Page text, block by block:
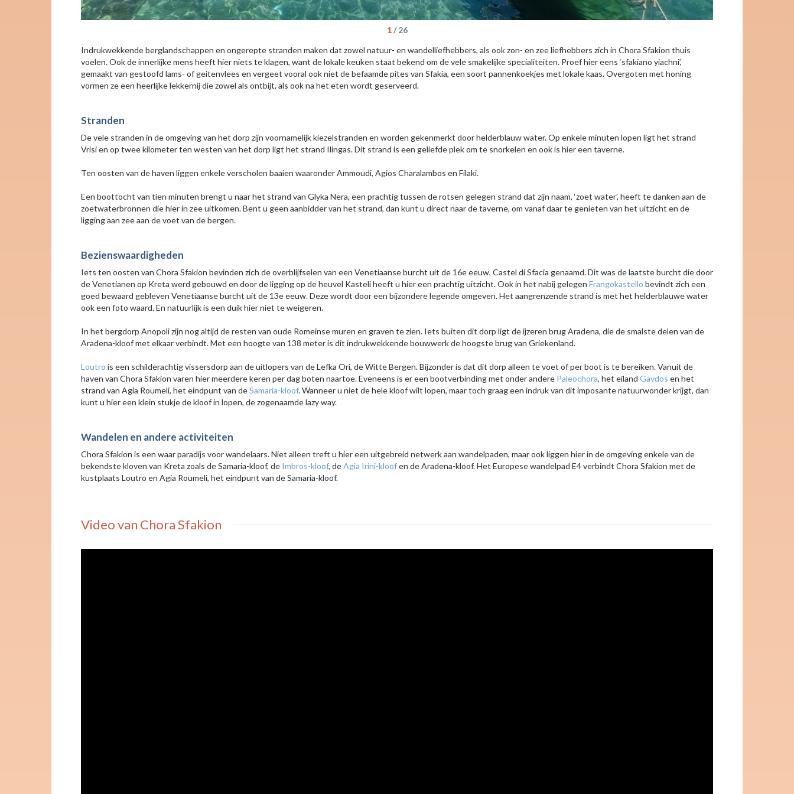
1/26
Indrukwekkende berglandschappen en ongerepte stranden maken dat zowel natuur- en wandelliefhebbers, als ook zon- en zee liefhebbers zich in Chora Sfakion thuis
voelen. Ook de innerlijke mens heeft hier niets te klagen, want de lokale keuken staat bekend om de vele smakelijke specialiteiten. Proef hier eens ‘sfakiano yiachni’,
gemaakt van gestoofd lams- of geitenvlees en vergeet vooral ook niet de befaamde pites van Sfakia, een soort pannenkoekjes met lokale kaas. Overgoten met honing
vormen ze een heerlijke lekkernij die zowel als ontbijt, als ook na het eten wordt geserveerd.
Stranden
De vele stranden in de omgeving van het dorp zijn voornamelijk kiezelstranden en worden gekenmerkt door helderblauw water. Op enkele minuten lopen ligt het strand
Vrisi en op twee kilometer ten westen van het dorp ligt het strand Ilingas. Dit strand is een geliefde plek om te snorkelen en ook is hier een taverne.
Ten oosten van de haven liggen enkele verscholen baaien waaronder Ammoudi, Agios Charalambos en Filaki.
Een boottocht van tien minuten brengt u naar het strand van Glyka Nera, een prachtig tussen de rotsen gelegen strand dat zijn naam, ‘zoet water’, heeft te danken aan de
zoetwaterbronnen die hier in zee uitkomen. Bent u geen aanbidder van het strand, dan kunt u direct naar de taverne, om vanaf daar te genieten van het uitzicht en de
ligging aan zee aan de voet van de bergen.
Bezienswaardigheden
Iets ten oosten van Chora Sfakion bevinden zich de overblijfselen van een Venetiaanse burcht uit de 16e eeuw, Castel di Sfacia genaamd. Dit was de laatste burcht die door
de Venetianen op Kreta werd gebouwd en door de ligging op de heuvel Kasteli heeft u hier een prachtig uitzicht. Ook in het nabij gelegen Frangokastello bevindt zich een
goed bewaard gebleven Venetiaanse burcht uit de 13e eeuw. Deze wordt door een bijzondere legende omgeven. Het aangrenzende strand is met het helderblauwe water
ook een foto waard. En natuurlijk is een duik hier niet te weigeren.
In het bergdorp Anopoli zijn nog altijd de resten van oude Romeinse muren en graven te zien. Iets buiten dit dorp ligt de ijzeren brug Aradena, die de smalste delen van de
Aradena-kloof met elkaar verbindt. Met een hoogte van 138 meter is dit indrukwekkende bouwwerk de hoogste brug van Griekenland.
Loutro is een schilderachtig vissersdorp aan de uitlopers van de Lefka Ori, de Witte Bergen. Bijzonder is dat dit dorp alleen te voet of per boot is te bereiken. Vanuit de
haven van Chora Sfakion varen hier meerdere keren per dag boten naartoe. Eveneens is er een bootverbinding met onder andere Paleochora, het eiland Gavdos en het
strand van Agia Roumeli, het eindpunt van deSamaria-kloof. Wanneer u niet de hele kloof wilt lopen, maar toch graag een indruk van dit imposante natuurwonder krijgt, dan
kunt u hier een klein stukje de kloof in lopen, de zogenaamde lazy way.
Wandelen en andere activiteiten
Chora Sfakion is een waar paradijs voor wandelaars. Niet alleen treft u hier een uitgebreid netwerk aan wandelpaden, maar ook liggen hier in de omgeving enkele van de
bekendste kloven van Kreta zoals de Samaria-kloof, de Imbros-kloof, deAgia Irini-kloofen de Aradena-kloof. Het Europese wandelpad E4 verbindt Chora Sfakion met de
kustplaats Loutro en Agia Roumeli, het eindpunt van de Samaria-kloof.
Video van Chora Sfakion